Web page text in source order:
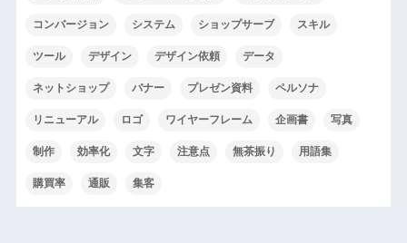
コンバージョン システム ショップサーブ スキル
ツール デザイン デザイン依頼 データ
ネットショップ バナー プレゼン資料 ペルソナ
リニューアル ロゴ ワイヤーフレーム 企画書 写真
制作 効率化 文字 注意点 無茶振り 用語集
購買率 通販 集客